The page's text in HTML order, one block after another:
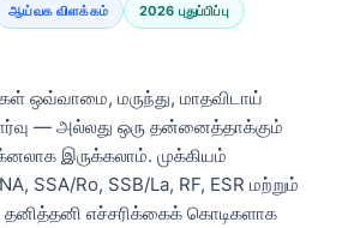
ஆய்வக விளக்கம் 2026 புதுப்பிப்பு
ஒவ்வாமை, மருந்து, மாதவிடாய்
— அல்லது ஒரு தன்னைத்தாக்கும்
இருக்கலாம். முக்கியம்
SSA/Ro, SSB/La, RF, ESR மற்றும்
எச்சரிக்கைக் கொடிகளாக